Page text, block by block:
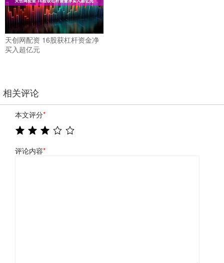
天创网配资 16股获杠杆资金净
买入超亿元
相关评论
本文评分*
评论内容*